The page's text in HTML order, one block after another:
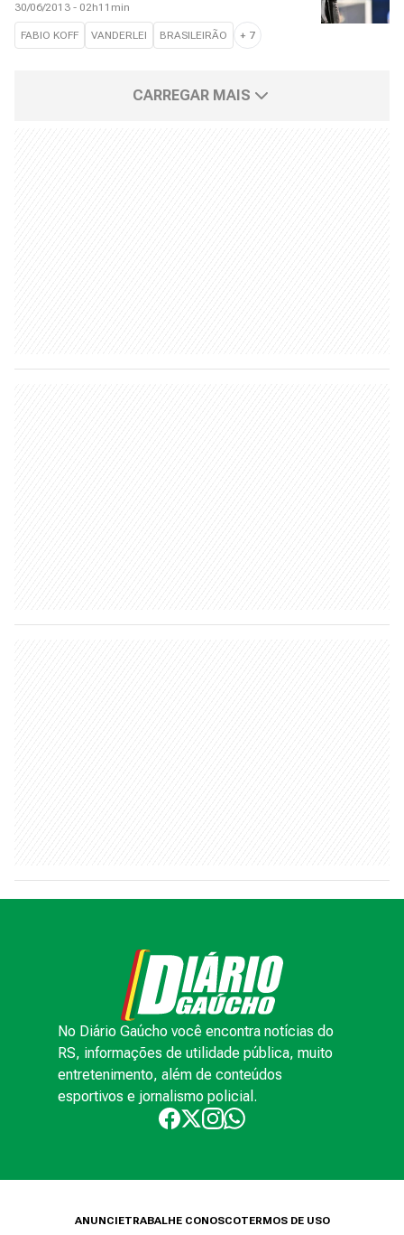
30/06/2013 - 02h11min
FABIO KOFF VANDERLEI BRASILEIRÃO + 7
CARREGAR MAIS
No Diário Gaúcho você encontra notícias do
RS, informações de utilidade pública, muito
entretenimento, além de conteúdos
esportivos e jornalismo policial.
ANUNCIETRABALHE CONOSCOTERMOS DE USO